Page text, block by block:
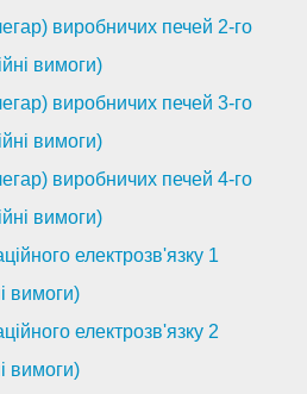
виробничих печей 2-го
вимоги)
виробничих печей 3-го
вимоги)
виробничих печей 4-го
вимоги)
електрозв'язку 1
вимоги)
електрозв'язку 2
вимоги)